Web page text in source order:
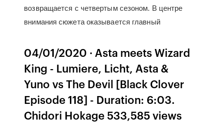
возвращается с четвертым сезоном. В центре
внимания сюжета оказывается главный
04/01/2020 · Asta meets Wizard
King - Lumiere, Licht, Asta &
Yuno vs The Devil [Black Clover
Episode 118] - Duration: 6:03.
Chidori Hokage 533,585 views